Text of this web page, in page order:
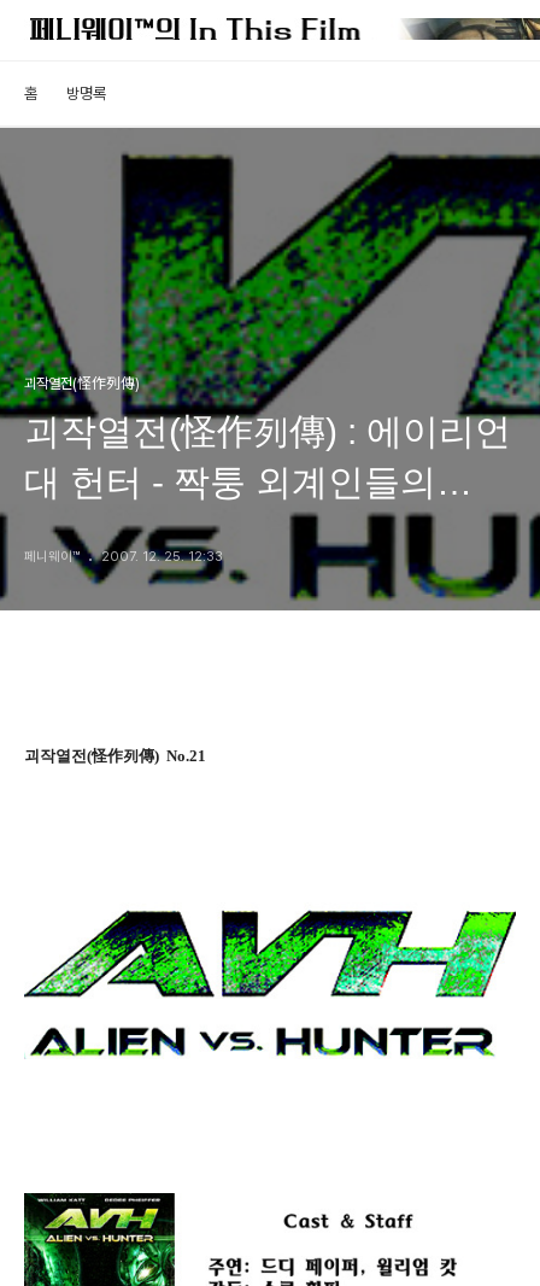
홈 방명록
괴작열전(怪作列傳)
괴작열전(怪作列傳) : 에이리언
대 헌터 - 짝퉁 외계인들의
싼티나는 혈전
페니웨이™ 2007. 12. 25. 12:33
괴작열전(怪作列傳) No.21